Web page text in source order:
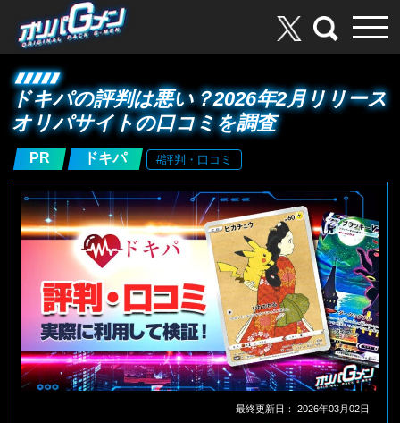
ドキパの評判は悪い？2026年2月リリース
オリパサイトの口コミを調査
PR ドキパ #評判・口コミ
最終更新日： 2026年03月02日